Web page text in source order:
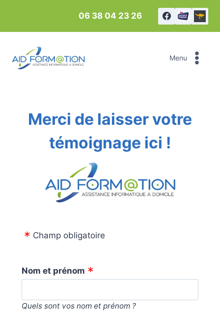
contenu
06 38 04 23 26
Menu
Merci de laisser votre
témoignage ici !
Champ obligatoire
Nom et prénom
Quels sont vos nom et prénom ?